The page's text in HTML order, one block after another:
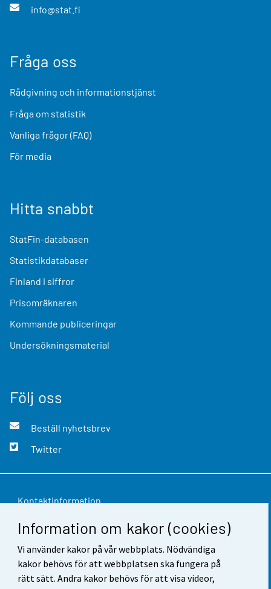
Information om kakor (cookies)
Vi använder kakor på vår webbplats. Nödvändiga
kakor behövs för att webbplatsen ska fungera på
rätt sätt. Andra kakor behövs för att visa videor,
info@stat.fi
Fråga oss
Rådgivning och informationstjänst
Fråga om statistik
Vanliga frågor (FAQ)
För media
Hitta snabbt
StatFin-databasen
Statistikdatabaser
Finland i siffror
Prisomräknaren
Kommande publiceringar
Undersökningsmaterial
Följ oss
Beställ nyhetsbrev
Twitter
Kontaktinformation
Respons
Användarvillkor
Dataskydd